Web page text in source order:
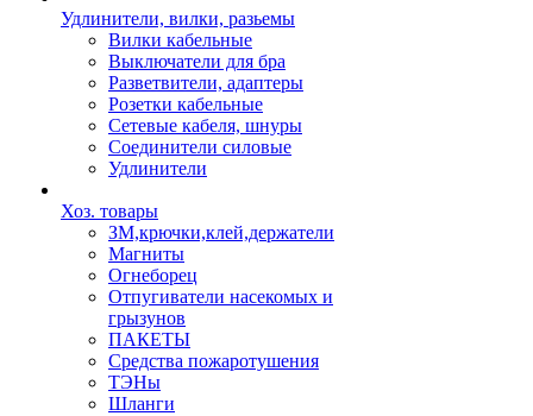
Удлинители, вилки, разьемы
Вилки кабельные
Выключатели для бра
Разветвители, адаптеры
Розетки кабельные
Сетевые кабеля, шнуры
Соединители силовые
Удлинители
Хоз. товары
ЗМ,крючки,клей,держатели
Магниты
Огнеборец
Отпугиватели насекомых и
грызунов
ПАКЕТЫ
Средства пожаротушения
ТЭНы
Шланги